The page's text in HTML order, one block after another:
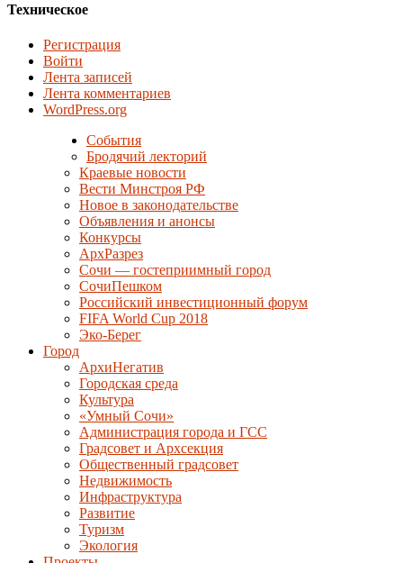
Техническое
Регистрация
Войти
Лента записей
Лента комментариев
WordPress.org
События
Бродячий лекторий
Краевые новости
Вести Минстроя РФ
Новое в законодательстве
Объявления и анонсы
Конкурсы
АрхРазрез
Сочи — гостеприимный город
СочиПешком
Российский инвестиционный форум
FIFA World Cup 2018
Эко-Берег
Город
АрхиНегатив
Городская среда
Культура
«Умный Сочи»
Администрация города и ГСС
Градсовет и Архсекция
Общественный градсовет
Недвижимость
Инфраструктура
Развитие
Туризм
Экология